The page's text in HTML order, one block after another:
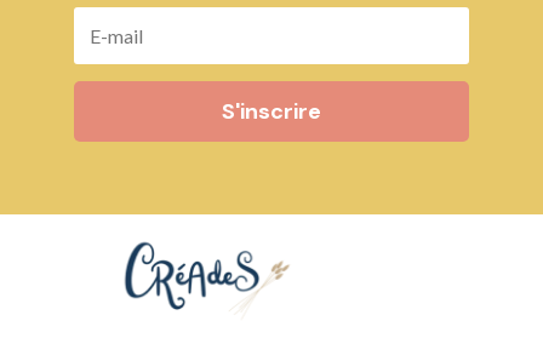
S'inscrire